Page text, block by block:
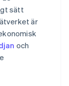
sätt
är
och